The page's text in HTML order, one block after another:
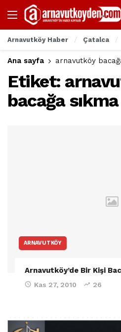
Arnavutköy Haber Çatalca
Ana sayfa arnavutköy
Etiket:
bacağa sıkma
ARNAVUTKÖY
Arnavutköy’de Bir Kişi
Kas 27, 2010 26